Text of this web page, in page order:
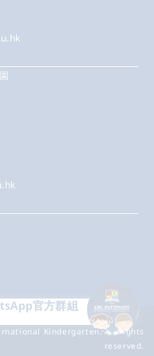
官方群組
Kindergarten. All rights
reserved.